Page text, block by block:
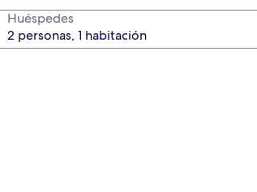
Huéspedes